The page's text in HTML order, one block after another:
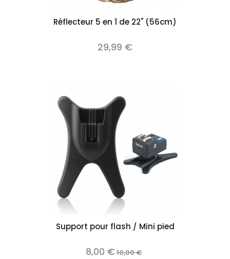
Réflecteur 5 en 1 de 22" (56cm)
29,99 €
Support pour flash / Mini pied
8,00 €10,00 €